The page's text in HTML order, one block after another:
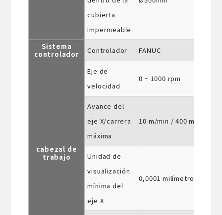
cubierta
impermeable.
Sistema
controlador
Controlador FANUC
cabezal de
trabajo
Eje de
velocidad
0 ~ 1000 rpm
Avance del
eje X/carrera
máxima
10 m/min / 400 mm
Unidad de
visualización
mínima del
eje X
0,0001 milímetros